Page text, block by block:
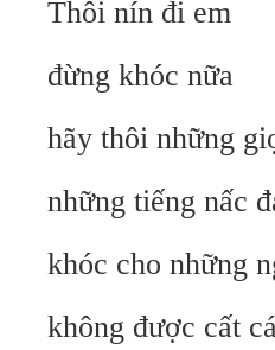
Thôi nín đi em
đừng khóc nữa
hãy thôi những
những tiếng nấc
khóc cho những
không được cất